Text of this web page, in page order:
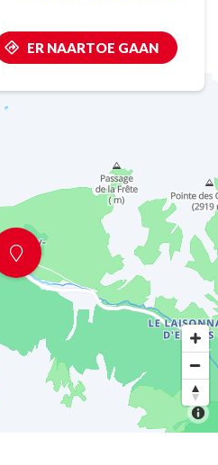
ER NAARTOE GAAN